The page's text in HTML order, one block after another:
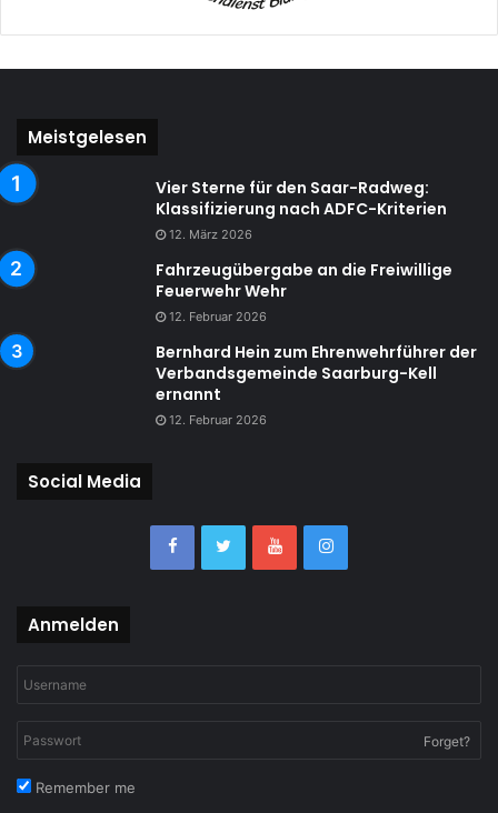
Meistgelesen
Vier Sterne für den Saar-Radweg:
Klassifizierung nach ADFC-Kriterien
12. März 2026
Fahrzeugübergabe an die Freiwillige
Feuerwehr Wehr
12. Februar 2026
Bernhard Hein zum Ehrenwehrführer der
Verbandsgemeinde Saarburg-Kell
ernannt
12. Februar 2026
Social Media
Anmelden
Forget?
Remember me